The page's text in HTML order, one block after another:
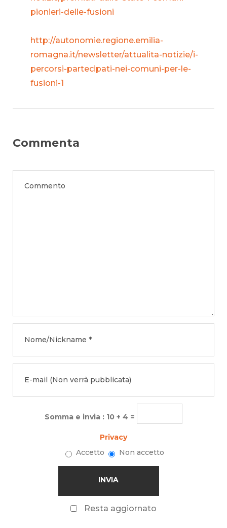
pionieri-delle-fusioni
http://autonomie.regione.emilia-
romagna.it/newsletter/attualita-notizie/i-
percorsi-partecipati-nei-comuni-per-le-
fusioni-1
Commenta
Somma e invia : 10 + 4 =
Privacy
Accetto
Non accetto
Resta aggiornato